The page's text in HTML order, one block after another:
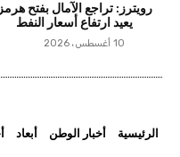
رويترز: تراجع الآمال بفتح هرمز
يعيد ارتفاع أسعار النفط
10 أغسطس، 2026